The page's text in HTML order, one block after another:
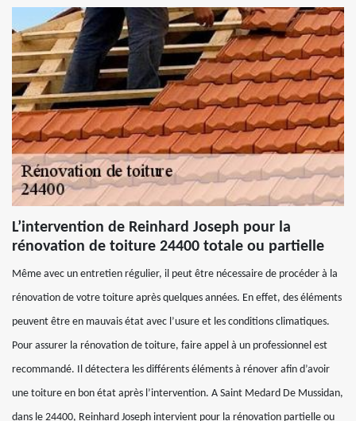
L’intervention de Reinhard Joseph pour la
rénovation de toiture 24400 totale ou partielle
Même avec un entretien régulier, il peut être nécessaire de procéder à la
rénovation de votre toiture après quelques années. En effet, des éléments
peuvent être en mauvais état avec l’usure et les conditions climatiques.
Pour assurer la rénovation de toiture, faire appel à un professionnel est
recommandé. Il détectera les différents éléments à rénover afin d’avoir
une toiture en bon état après l’intervention. A Saint Medard De Mussidan,
dans le 24400, Reinhard Joseph intervient pour la rénovation partielle ou